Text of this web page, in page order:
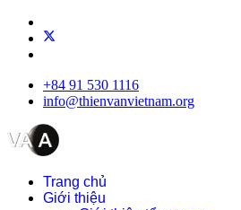
+84 91 530 1116
info@thienvanvietnam.org
Trang chủ
Giới thiệu